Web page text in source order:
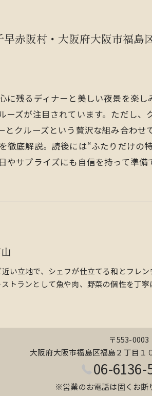
赤阪村・大阪府大阪市福島
に残るディナーと美しい夜景を楽
ーズが注目されています。ただし
とクルーズという贅沢な組み合わ
徹底解説。読後には“ふたりだけ
サプライズにも自信を持って準備
い立地で、シェフが仕立てる和とフレ
トランとして魚や肉、野菜の個性を丁寧
〒553-0003
大阪府大阪市福島区福島２丁目１
06-6136-
※営業のお電話は固くお断